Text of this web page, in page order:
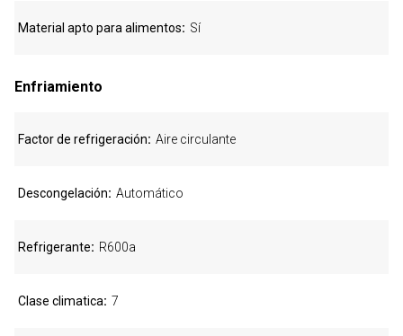
Material apto para alimentos Sí
Enfriamiento
Factor de refrigeración Aire circulante
Descongelación Automático
Refrigerante R600a
Clase climatica 7